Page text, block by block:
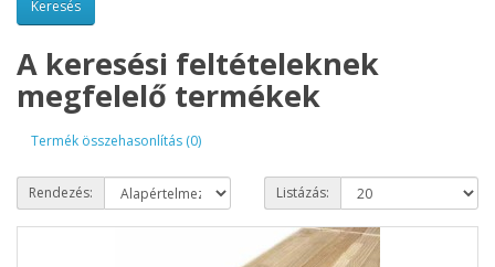
A keresési feltételeknek
megfelelő termékek
Termék összehasonlítás (0)
Rendezés: Listázás: